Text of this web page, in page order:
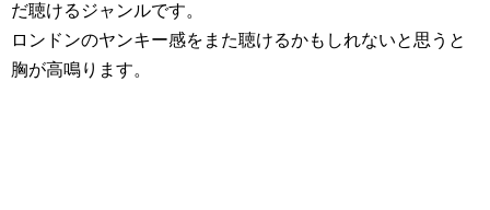
だ聴けるジャンルです。
ロンドンのヤンキー感をまた聴けるかもしれないと思うと
胸が高鳴ります。